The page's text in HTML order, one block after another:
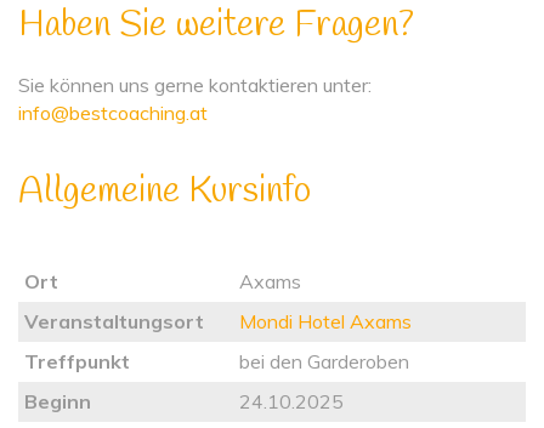
Haben Sie weitere Fragen?
Sie können uns gerne kontaktieren unter:
info@bestcoaching.at
Allgemeine Kursinfo
Ort
Axams
Veranstaltungsort
Mondi Hotel Axams
Treffpunkt
bei den Garderoben
Beginn
24.10.2025